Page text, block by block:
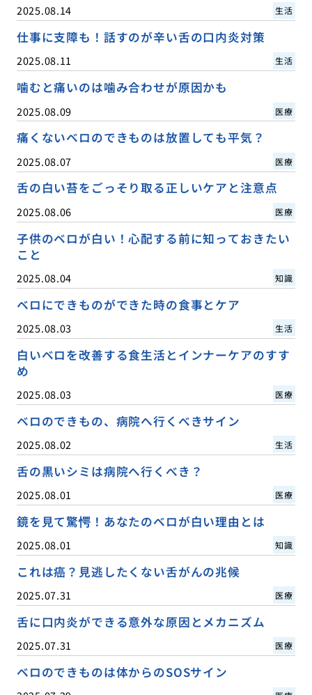
2025.08.14 生活
仕事に支障も！話すのが辛い舌の口内炎対策
2025.08.11 生活
噛むと痛いのは噛み合わせが原因かも
2025.08.09 医療
痛くないベロのできものは放置しても平気？
2025.08.07 医療
舌の白い苔をごっそり取る正しいケアと注意点
2025.08.06 医療
子供のベロが白い！心配する前に知っておきたい
こと
2025.08.04 知識
ベロにできものができた時の食事とケア
2025.08.03 生活
白いベロを改善する食生活とインナーケアのすす
め
2025.08.03 医療
ベロのできもの、病院へ行くべきサイン
2025.08.02 生活
舌の黒いシミは病院へ行くべき？
2025.08.01 医療
鏡を見て驚愕！あなたのベロが白い理由とは
2025.08.01 知識
これは癌？見逃したくない舌がんの兆候
2025.07.31 医療
舌に口内炎ができる意外な原因とメカニズム
2025.07.31 医療
ベロのできものは体からのSOSサイン